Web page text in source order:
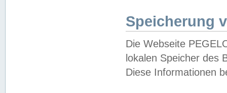
Speicherung
Die Webseite
lokalen Speicher des
Diese Informationen